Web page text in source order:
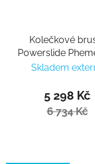
Kolečkové
Powerslide
100
Skladem
5 298 Kč
6 734 Kč